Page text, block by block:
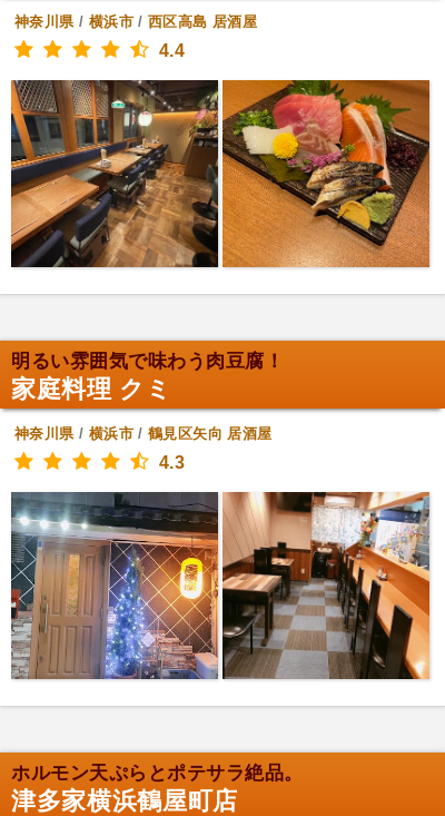
神奈川県/ 横浜市/西区高島 居酒屋
4.4
明るい雰囲気で味わう肉豆腐！
家庭料理 クミ
神奈川県/ 横浜市/鶴見区矢向 居酒屋
4.3
ホルモン天ぷらとポテサラ絶品。
津多家横浜鶴屋町店